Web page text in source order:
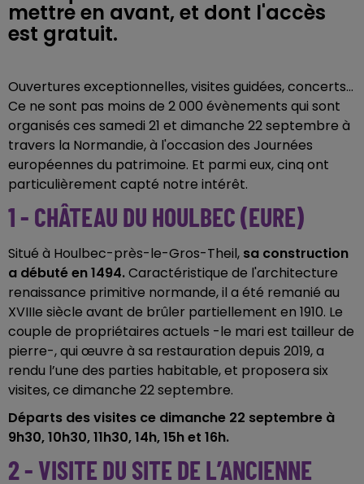
mettre en avant, et dont l'accès
est gratuit.
Ouvertures exceptionnelles, visites guidées, concerts...
Ce ne sont pas moins de 2 000 évènements qui sont
organisés ces samedi 21 et dimanche 22 septembre à
travers la Normandie, à l'occasion des Journées
européennes du patrimoine. Et parmi eux, cinq ont
particulièrement capté notre intérêt.
1 - CHÂTEAU DU HOULBEC (EURE)
Situé à Houlbec-près-le-Gros-Theil, sa construction
a débuté en 1494.Caractéristique de l'architecture
renaissance primitive normande, il a été remanié au
XVIIIe siècle avant de brûler partiellement en 1910. Le
couple de propriétaires actuels -le mari est tailleur de
pierre-, qui œuvre à sa restauration depuis 2019, a
rendu l’une des parties habitable, et proposera six
visites, ce dimanche 22 septembre.
Départs des visites ce dimanche 22 septembre à
9h30, 10h30, 11h30, 14h, 15h et 16h.
2 - VISITE DU SITE DE L’ANCIENNE